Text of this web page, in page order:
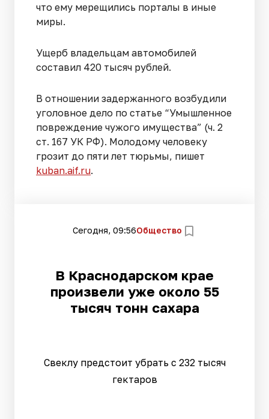
что ему мерещились порталы в иные
миры.
Ущерб владельцам автомобилей
составил 420 тысяч рублей.
В отношении задержанного возбудили
уголовное дело по статье “Умышленное
повреждение чужого имущества” (ч. 2
ст. 167 УК РФ). Молодому человеку
грозит до пяти лет тюрьмы, пишет
kuban.aif.ru.
Сегодня, 09:56Общество
В Краснодарском крае
произвели уже около 55
тысяч тонн сахара
Свеклу предстоит убрать с 232 тысяч
гектаров